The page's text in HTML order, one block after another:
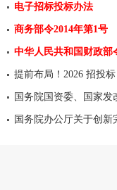
电子招标投标办法
商务部令2014年第1号
中华人民共和国财政部
提前布局！2026 招投